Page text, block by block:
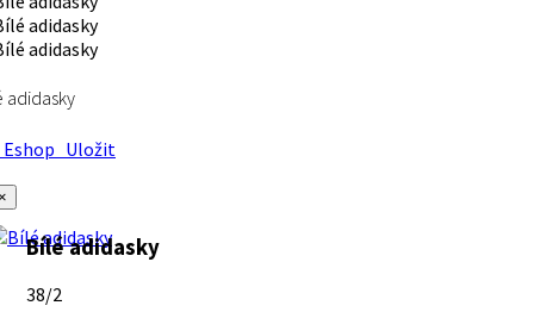
adidasky
Uložit
Bílé adidasky
38/2